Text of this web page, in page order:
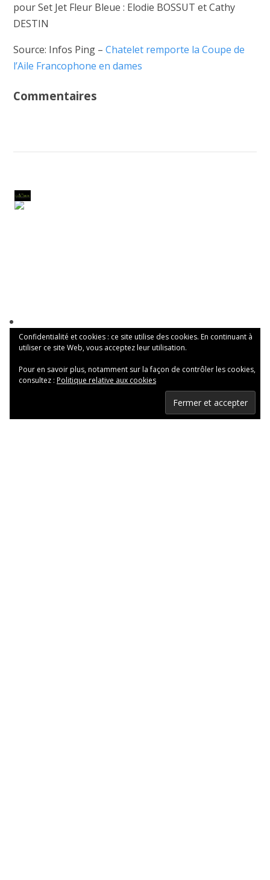
pour Set Jet Fleur Bleue : Elodie BOSSUT et Cathy
DESTIN
Source: Infos Ping – Chatelet remporte la Coupe de
l’Aile Francophone en dames
Commentaires
Confidentialité et cookies : ce site utilise des cookies. En continuant à
utiliser ce site Web, vous acceptez leur utilisation.
Pour en savoir plus, notamment sur la façon de contrôler les cookies,
consultez : Politique relative aux cookies